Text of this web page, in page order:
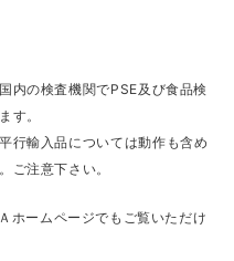
内の検査機関でPSE及び食品検
す。
行輸入品については動作も含め
ご注意下さい。
ホームページでもご覧いただけ